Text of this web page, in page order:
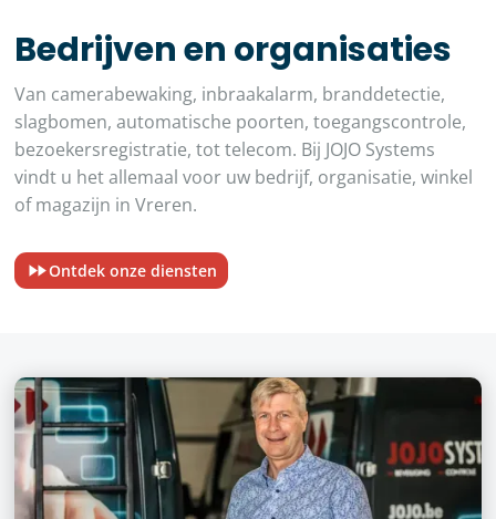
Bedrijven en organisaties
Van camerabewaking, inbraakalarm, branddetectie,
slagbomen, automatische poorten, toegangscontrole,
bezoekersregistratie, tot telecom. Bij JOJO Systems
vindt u het allemaal voor uw bedrijf, organisatie, winkel
of magazijn in Vreren.
Ontdek onze diensten